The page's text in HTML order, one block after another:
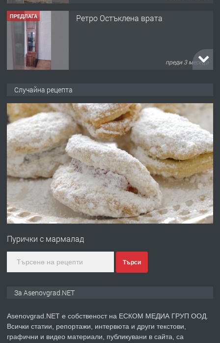
ПРЕДЛАГА
🌟HYUNDAI i10 - 2024 | Само 55 лв./
преди 10 месеца
преди 1 година
ПРЕДЛАГА
Професионална зеленчукорезачка
за заведения и дома
преди 1 година
ПРЕДЛАГА Дава под наем Асеновград
преди 2 години
Случайна рецепта
Пурички с мармалад
Търси
За Asenovgrad.NET
Asenovgrad.NET е собственост на ЕСКОМ МЕДИА ГРУП ООД.
Всички статии, репортажи, интервюта и други текстови,
графични и видео материали, публикувани в сайта, са